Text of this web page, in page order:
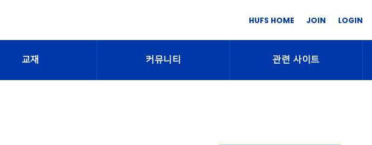
HUFS HOME JOIN LOGIN
교재 커뮤니티 관련 사이트